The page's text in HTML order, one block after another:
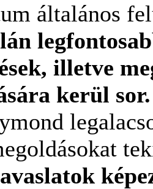
általános
illetve
kerül sor.